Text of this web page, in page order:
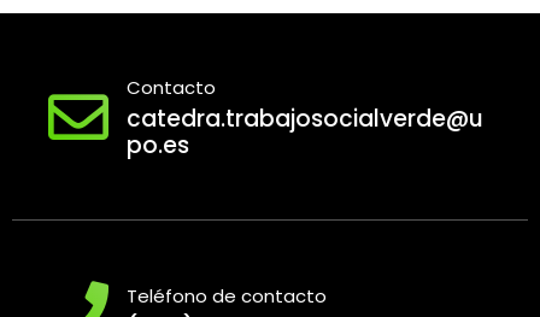
Contacto
catedra.trabajosocialverde@u
po.es
Teléfono de contacto